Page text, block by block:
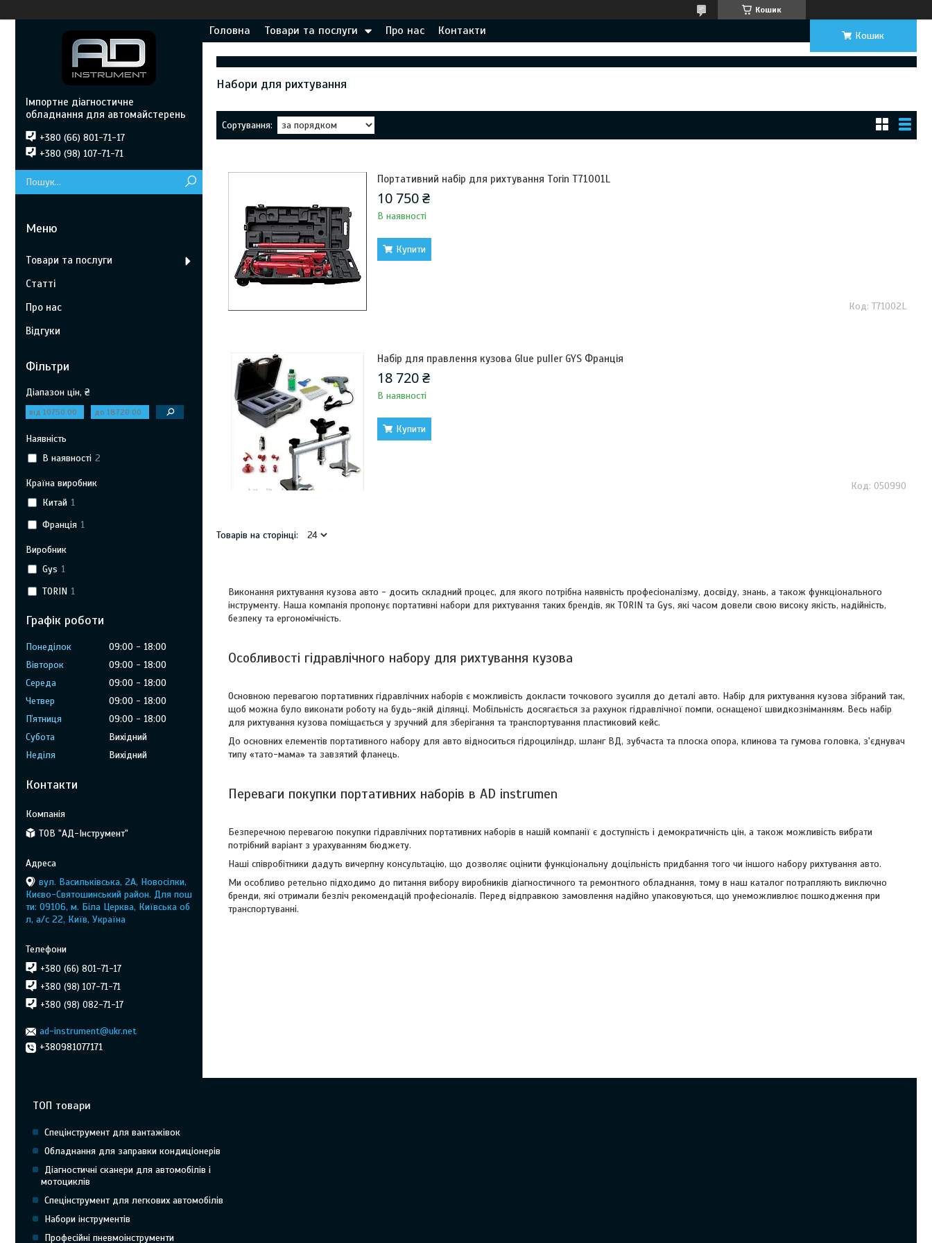
Кошик
Головна Товари та послуги Про нас Контакти Кошик
Набори для рихтування
Портативний набір для рихтування Torin T71001L
10 750 ₴
В наявності
Купити
T71002L
Набір для правлення кузова Glue puller GYS Франція
18 720 ₴
В наявності
Купити
050990
Виконання рихтування кузова авто - досить складний процес, для якого потрібна наявність професіоналізму, досвіду, знань, а також функціонального
інструменту. Наша компанія пропонує портативні набори для рихтування таких брендів, як TORIN та Gys, які часом довели свою високу якість, надійність,
безпеку та ергономічність.
Особливості гідравлічного набору для рихтування кузова
Основною перевагою портативних гідравлічних наборів є можливість докласти точкового зусилля до деталі авто. Набір для рихтування кузова зібраний так,
щоб можна було виконати роботу на будь-якій ділянці. Мобільність досягається за рахунок гідравлічної помпи, оснащеної швидкозніманням. Весь набір
для рихтування кузова поміщається у зручний для зберігання та транспортування пластиковий кейс.
До основних елементів портативного набору для авто відноситься гідроциліндр, шланг ВД, зубчаста та плоска опора, клинова та гумова головка, з'єднувач
типу «тато-мама» та завзятий фланець.
Переваги покупки портативних наборів в AD instrumen
Безперечною перевагою покупки гідравлічних портативних наборів в нашій компанії є доступність і демократичність цін, а також можливість вибрати
потрібний варіант з урахуванням бюджету.
Наші співробітники дадуть вичерпну консультацію, що дозволяє оцінити функціональну доцільність придбання того чи іншого набору рихтування авто.
Ми особливо ретельно підходимо до питання вибору виробників діагностичного та ремонтного обладнання, тому в наш каталог потрапляють виключно
бренди, які отримали безліч рекомендацій професіоналів. Перед відправкою замовлення надійно упаковуються, що унеможливлює пошкодження при
транспортуванні.
Імпортне діагностичне
обладнання для автомайстерень
+380 (66) 801-71-17
+380 (98) 107-71-71
Товари та послуги
Статті
Про нас
Відгуки
Фільтри
Діапазон цін, ₴
Наявність
В наявності 2
Країна виробник
Китай 1
Франція 1
Виробник
Gys 1
TORIN 1
Графік роботи
Понеділок 09:00
18:00
Вівторок
09:00
18:00
Середа
09:00
18:00
Четвер
09:00
18:00
Пʼятниця
09:00
18:00
Субота
Вихідний
Неділя
Вихідний
Контакти
ТОВ "АД-Інструмент"
вул. Васильківська, 2А, Новосілки,
Києво-Святошинський район. Для пош
ти: 09106, м. Біла Церква, Київська об
л, а/с 22, Київ, Україна
+380 (66) 801-71-17
+380 (98) 107-71-71
+380 (98) 082-71-17
ad-instrument@ukr.net
+380981077171
ТОП товари
Спецінструмент для вантажівок
Обладнання для заправки кондиціонерів
Діагностичні сканери для автомобілів і
мотоциклів
Спецінструмент для легкових автомобілів
Набори інструментів
Професійні пневмоінструменти